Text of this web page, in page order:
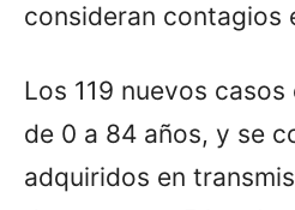
consideran contagios
Los 119 nuevos
de 0 a 84 años, y se
adquiridos en